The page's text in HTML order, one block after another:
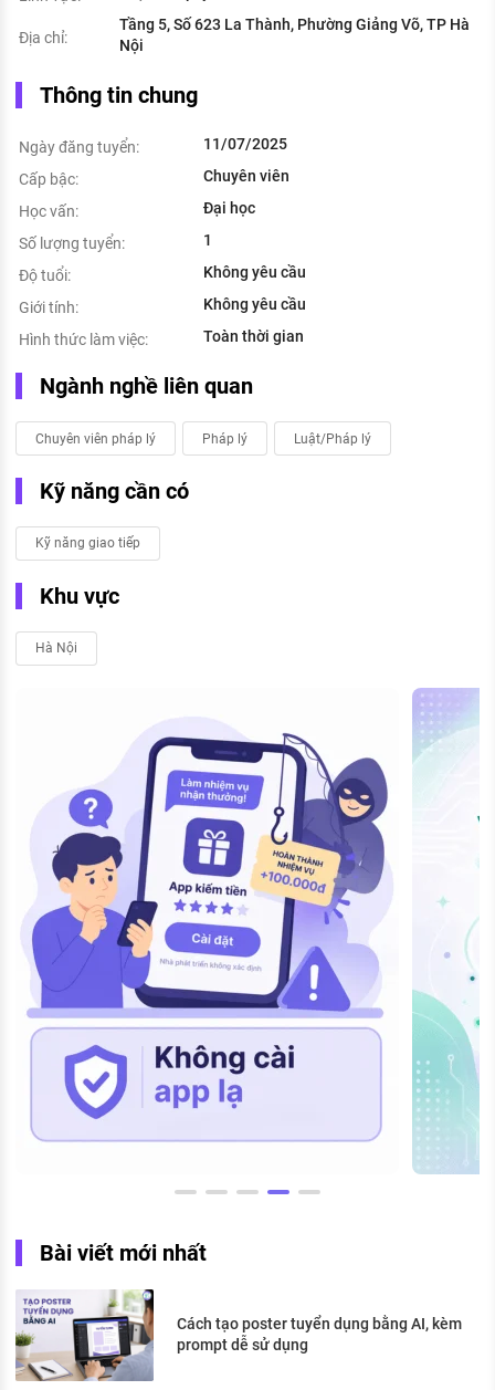
Địa chỉ:
Tầng 5, Số 623 La Thành, Phường Giảng Võ, TP Hà
Nội
Thông tin chung
Ngày đăng tuyển:
11/07/2025
Cấp bậc:
Chuyên viên
Học vấn:
Đại học
Số lượng tuyển:
1
Độ tuổi:
Không yêu cầu
Giới tính:
Không yêu cầu
Hình thức làm việc:
Toàn thời gian
Ngành nghề liên quan
Chuyên viên pháp lý Pháp lý Luật/Pháp lý
Kỹ năng cần có
Kỹ năng giao tiếp
Khu vực
Hà Nội
Bài viết mới nhất
Cách tạo poster tuyển dụng bằng AI, kèm
prompt dễ sử dụng